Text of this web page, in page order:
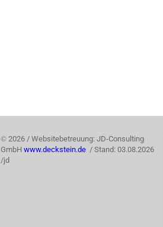
© 2026 / Websitebetreuung: JD-Consulting
GmbH www.deckstein.de / Stand: 03.08.2026
/jd